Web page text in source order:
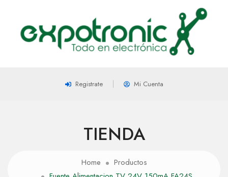
Registrate Mi Cuenta
TIENDA
Home
Productos